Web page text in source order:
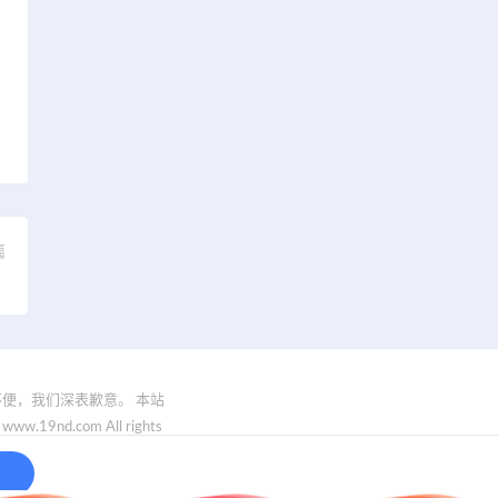
，我们深表歉意。 本站
All rights